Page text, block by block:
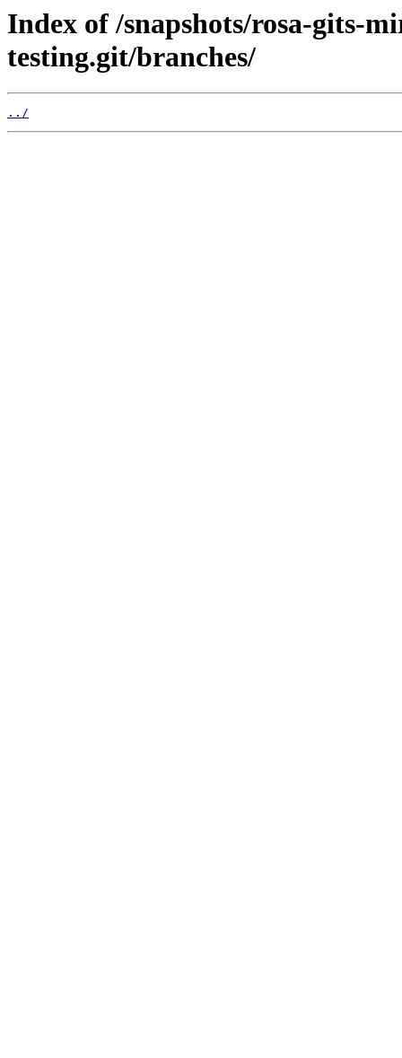
Index of /snapshots/rosa-gits-
testing.git/branches/
../